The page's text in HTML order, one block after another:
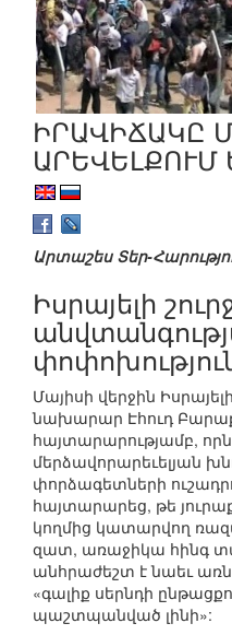
ԻՐԱՎԻՃԱԿԸ
ԱՐԵՎԵԼՔՈՒՄ
Արտաշես Տեր-
Իսրայելի
Մայիսի վերջին
նախարար Էհուդ
հայտարարությամբ,
մերձավորարեւելյան
փորձագետների
հայտարարեց, թե
կողմից կատարվող
զատ, առաջիկա հինգ
անհրաժեշտ է նաեւ
«գալիք սերնդի
պաշտպանված լինի»: